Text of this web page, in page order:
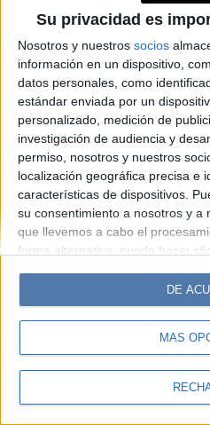
Su privacidad es
Nosotros y nuestros socios
información en un dispositivo,
datos personales, como
estándar enviada por un
personalizado, medición de
investigación de audiencia y
permiso, nosotros y nuestros
localización geográfica precisa e
características de dispositivos.
su consentimiento a nosotros y a
que llevemos a cabo el
forma alternativa, puede hacer
cambiar sus preferencias antes
Tenga en cuenta que algún
personales puede no requerir de
tiene el derecho de rechazar tal
sus preferencias o retirar su
MÁS
DE
Look
Luz Mía
© Perfil.com 2006-2019 -
Registro de Propiedad